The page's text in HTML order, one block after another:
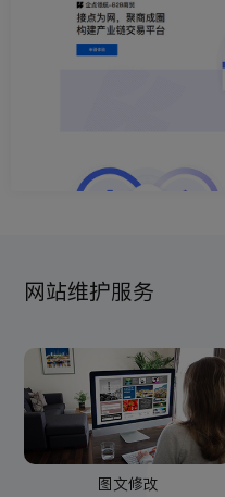
网站维护服务
图文修改